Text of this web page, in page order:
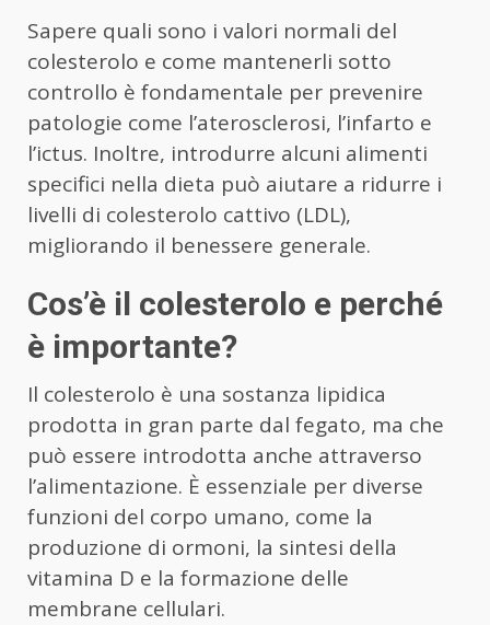
Sapere quali sono i valori normali del
colesterolo e come mantenerli sotto
controllo è fondamentale per prevenire
patologie come l’aterosclerosi, l’infarto e
l’ictus. Inoltre, introdurre alcuni alimenti
specifici nella dieta può aiutare a ridurre i
livelli di colesterolo cattivo (LDL),
migliorando il benessere generale.
Cos’è il colesterolo e perché
è importante?
Il colesterolo è una sostanza lipidica
prodotta in gran parte dal fegato, ma che
può essere introdotta anche attraverso
l’alimentazione. È essenziale per diverse
funzioni del corpo umano, come la
produzione di ormoni, la sintesi della
vitamina D e la formazione delle
membrane cellulari.